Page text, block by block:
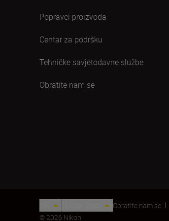
Popravci proizvoda
Centar za podršku
Tehničke savjetodavne službe
Obratite nam se
Obratite nam se
© 2026 Nikon